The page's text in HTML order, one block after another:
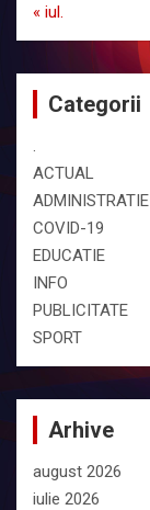
« iul.
Categorii
ACTUAL
ADMINISTRATIE
COVID-19
EDUCATIE
INFO
PUBLICITATE
SPORT
Arhive
august 2026
iulie 2026